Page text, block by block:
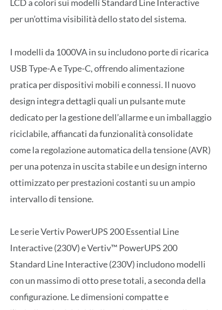
LCD a colori sui modelli Standard Line Interactive
per un’ottima visibilità dello stato del sistema.
I modelli da 1000VA in su includono porte di ricarica
USB Type-A e Type-C, offrendo alimentazione
pratica per dispositivi mobili e connessi. Il nuovo
design integra dettagli quali un pulsante mute
dedicato per la gestione dell’allarme e un imballaggio
riciclabile, affiancati da funzionalità consolidate
come la regolazione automatica della tensione (AVR)
per una potenza in uscita stabile e un design interno
ottimizzato per prestazioni costanti su un ampio
intervallo di tensione.
Le serie Vertiv PowerUPS 200 Essential Line
Interactive (230V) e Vertiv™ PowerUPS 200
Standard Line Interactive (230V) includono modelli
con un massimo di otto prese totali, a seconda della
configurazione. Le dimensioni compatte e